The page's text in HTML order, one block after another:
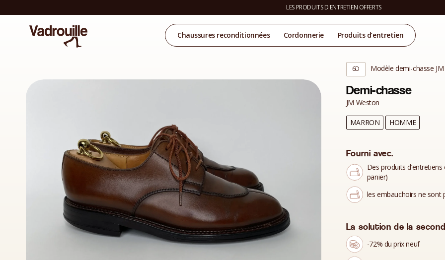
LES PRODUITS D'ENTRETIEN OFFERTS
Chaussures reconditionnées Cordonnerie Produits d’entretien
6D Modèle demi-chasse
Demi-chasse
JM Weston
MARRON HOMME
Fourni avec.
Des produits
panier)
les embauchoirs ne sont
La solution de la
-72% du prix neuf